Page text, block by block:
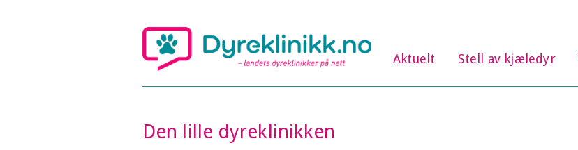
Aktuelt Stell av kjæledyr
Den lille dyreklinikken